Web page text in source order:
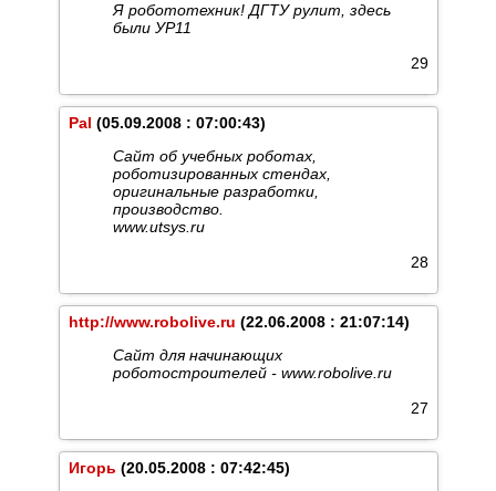
Я робототехник! ДГТУ рулит, здесь
были УР11
29
Pal (05.09.2008 : 07:00:43)
Сайт об учебных роботах,
роботизированных стендах,
оригинальные разработки,
производство.
www.utsys.ru
28
http://www.robolive.ru (22.06.2008 : 21:07:14)
Сайт для начинающих
роботостроителей - www.robolive.ru
27
Игорь (20.05.2008 : 07:42:45)